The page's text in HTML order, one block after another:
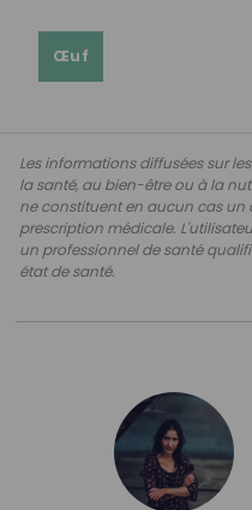
Œuf
Les informations diffusées sur
la santé, au bien-être ou à la
ne constituent en aucun cas
prescription médicale.
un professionnel de santé
état de santé.